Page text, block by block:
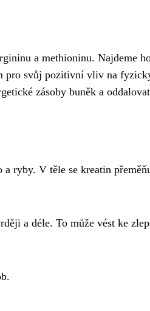
a methioninu. Najdeme
pro svůj pozitivní vliv na
zásoby buněk a
ryby. V těle se kreatin
a déle. To může vést ke